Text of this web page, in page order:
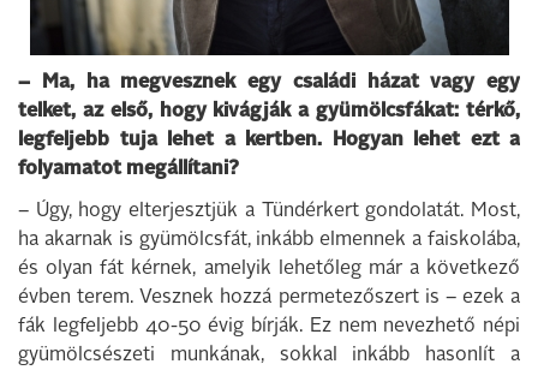
– Ma, ha megvesznek egy családi házat vagy egy
telket, az első, hogy kivágják a gyümölcsfákat: térkő,
legfeljebb tuja lehet a kertben. Hogyan lehet ezt a
folyamatot megállítani?
– Úgy, hogy elterjesztjük a Tündérkert gondolatát. Most,
ha akarnak is gyümölcsfát, inkább elmennek a faiskolába,
és olyan fát kérnek, amelyik lehetőleg már a következő
évben terem. Vesznek hozzá permetezőszert is – ezek a
fák legfeljebb 40-50 évig bírják. Ez nem nevezhető népi
gyümölcsészeti munkának, sokkal inkább hasonlít a